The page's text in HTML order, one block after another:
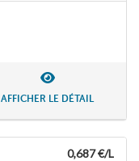
AFFICHER LE DÉTAIL
0,687 €/L